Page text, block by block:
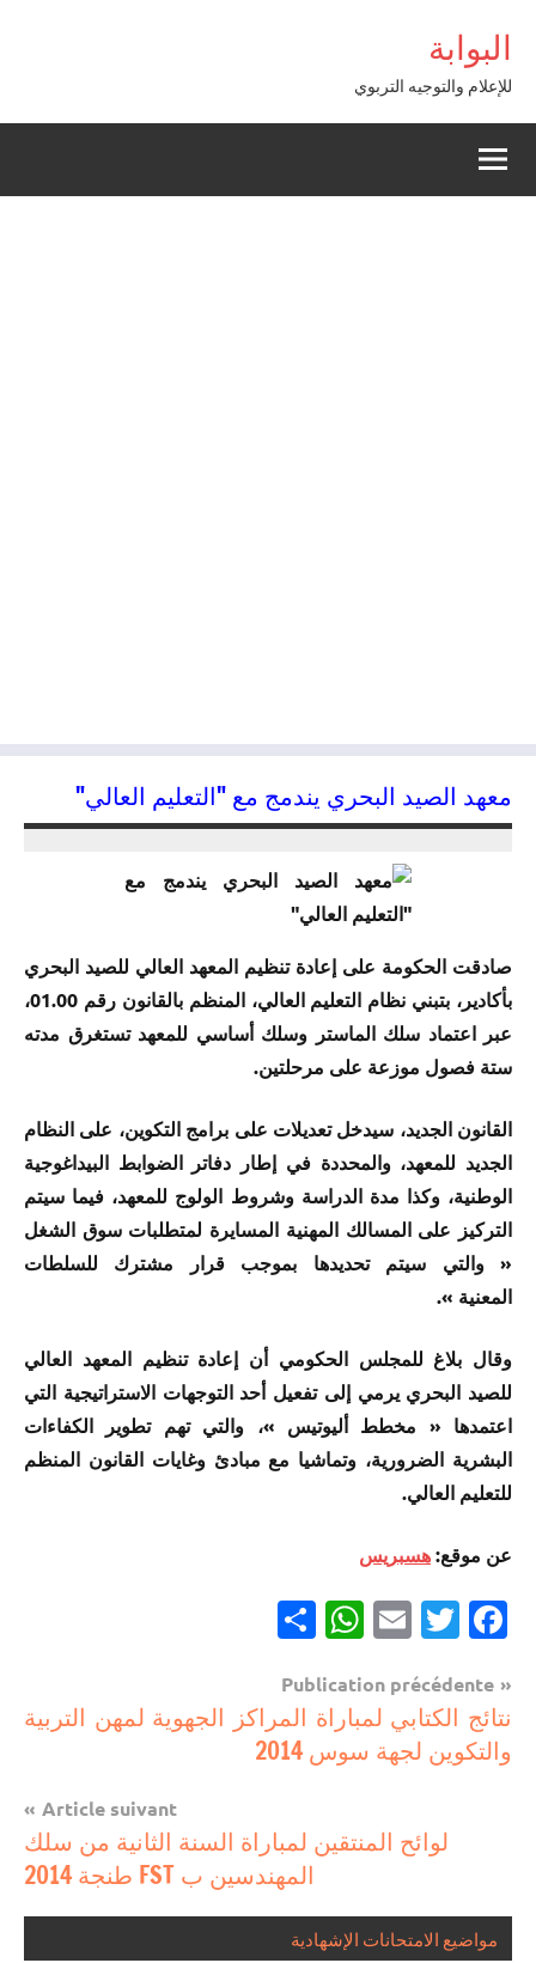
contenu
البوابة
للإعلام والتوجيه التربوي
معهد الصيد البحري يندمج مع "التعليم العالي"
صادقت الحكومة على إعادة تنظيم المعهد العالي للصيد البحري
بأكادير، بتبني نظام التعليم العالي، المنظم بالقانون رقم 01.00،
عبر اعتماد سلك الماستر وسلك أساسي للمعهد تستغرق مدته
ستة فصول موزعة على مرحلتين.
القانون الجديد، سيدخل تعديلات على برامج التكوين، على النظام
الجديد للمعهد، والمحددة في إطار دفاتر الضوابط البيداغوجية
الوطنية، وكذا مدة الدراسة وشروط الولوج للمعهد، فيما سيتم
التركيز على المسالك المهنية المسايرة لمتطلبات سوق الشغل
« والتي سيتم تحديدها بموجب قرار مشترك للسلطات
المعنية ».
وقال بلاغ للمجلس الحكومي أن إعادة تنظيم المعهد العالي
للصيد البحري يرمي إلى تفعيل أحد التوجهات الاستراتيجية التي
اعتمدها « مخطط أليوتيس »، والتي تهم تطوير الكفاءات
البشرية الضرورية، وتماشيا مع مبادئ وغايات القانون المنظم
للتعليم العالي.
عن موقع:هسبريس
Facebook
Twitter
Email
WhatsApp
مستجدات
تربوية
Navigation
de
l’article
Publication précédente
نتائج الكتابي لمباراة المراكز الجهوية لمهن التربية
والتكوين لجهة سوس 2014
Article suivant
لوائح المنتقين لمباراة السنة الثانية من سلك
المهندسين ب FST طنجة 2014
مواضيع الامتحانات الإشهادية